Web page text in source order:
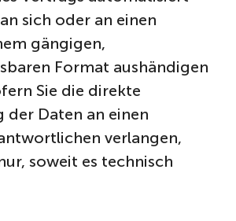
sich oder an einen
gängigen,
Format aushändigen
Sie die direkte
der Daten an einen
verlangen,
soweit es technisch